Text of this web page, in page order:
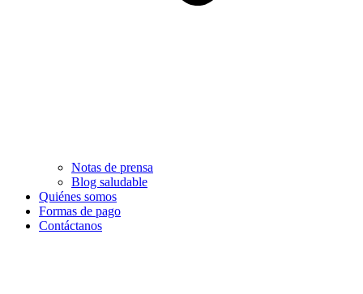
Notas de prensa
Blog saludable
Quiénes somos
Formas de pago
Contáctanos